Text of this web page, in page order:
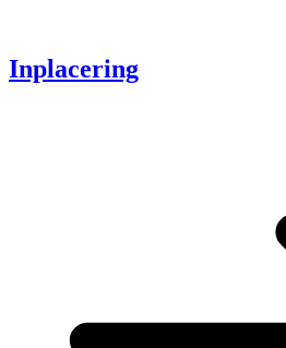
Inplacering